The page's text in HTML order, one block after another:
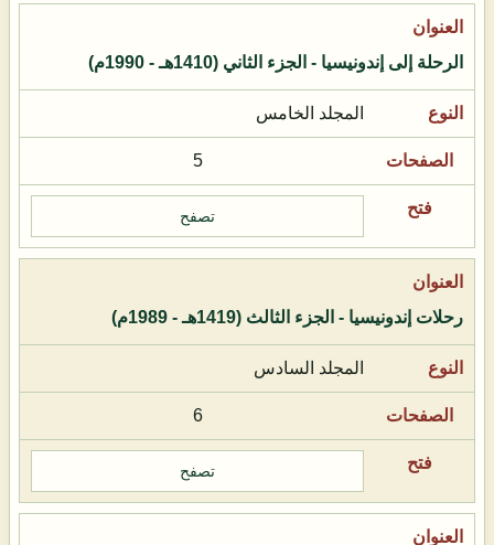
الرحلة إلى إندونيسيا - الجزء الثاني (1410هـ - 1990م)
المجلد الخامس
5
تصفح
رحلات إندونيسيا - الجزء الثالث (1419هـ - 1989م)
المجلد السادس
6
تصفح